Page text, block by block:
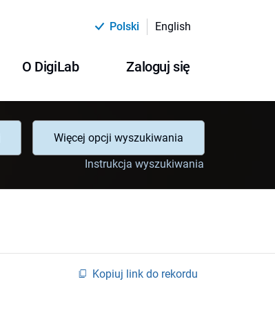
Polski English
O DigiLab Zaloguj się
Więcej opcji wyszukiwania
Instrukcja wyszukiwania
Kopiuj link do rekordu